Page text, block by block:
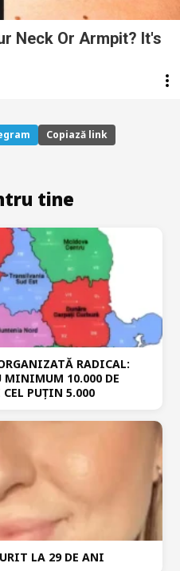
Neck Or Armpit? It's
Copiază link
tine
RADICAL:
MINIMUM 10.000 DE
PUȚIN 5.000
LA 29 DE ANI